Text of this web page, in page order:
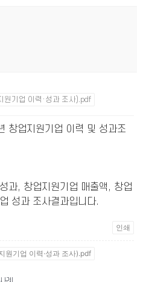
원기업 이력·성과 조사).pdf
창업지원기업 이력 및 성과조
과, 창업지원기업 매출액, 창업
성과 조사결과입니다.
인쇄
원기업 이력·성과 조사).pdf